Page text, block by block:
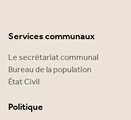
Services communaux
Le secrétariat communal
Bureau de la population
État Civil
Politique